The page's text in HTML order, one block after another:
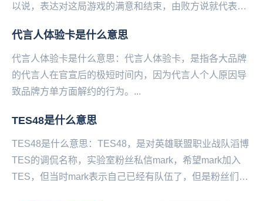
以说，表达对这局游戏的满意和结束，由败方说就代表技
代言人体验卡是什么意思
代言人体验卡是什么意思：代言人体验卡，是指各大品牌
的代言人在官宣后的极短时间内，因为代言人个人原因导
致品牌方单方面解约的行为。...
TES48是什么意思
TES48是什么意思：TES48，是对英雄联盟职业战队滔博
TES的调侃名称，实验室粉丝私信mark，希望mark加入
TES，但当时mark表示自己已经有队伍了，但是粉丝们都